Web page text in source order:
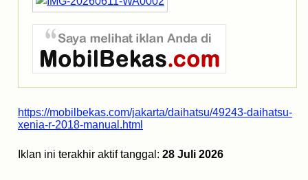
https://mobilbekas.com/jakarta/daihatsu/49243-daihatsu-
xenia-r-2018-manual.html
Iklan ini terakhir aktif tanggal: 28 Juli 2026